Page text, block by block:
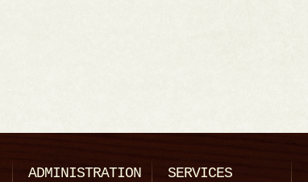
ADMINISTRATION SERVICES